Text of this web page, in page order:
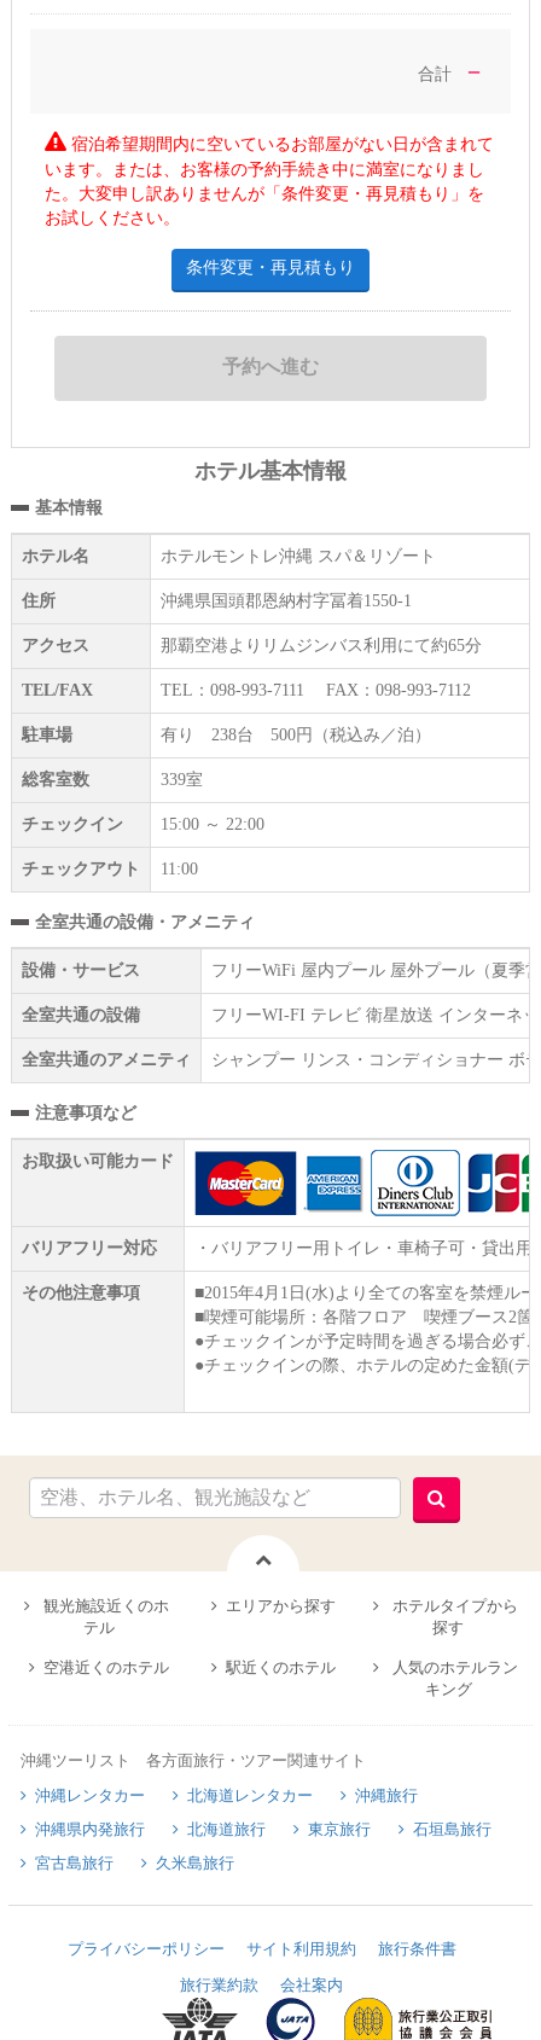
合計 －
宿泊希望期間内に空いているお部屋がない日が含まれて
います。または、お客様の予約手続き中に満室になりまし
た。大変申し訳ありませんが「条件変更・再見積もり」を
お試しください。
条件変更・再見積もり
ホテル基本情報
基本情報
ホテル名 ホテルモントレ沖縄 スパ＆リゾート
住所 沖縄県国頭郡恩納村字冨着1550-1
アクセス 那覇空港よりリムジンバス利用にて約65分
TEL/FAX TEL：098-993-7111 FAX：098-993-7112
駐車場 有り 238台 500円（税込み／泊）
総客室数 339室
チェックイン 15:00 ～ 22:00
チェックアウト 11:00
全室共通の設備・アメニティ
設備・サービス フリーWiFi 屋内プール 屋外プール（夏季
全室共通の設備 フリーWI‐FI テレビ 衛星放送 インターネ
全室共通のアメニティ シャンプー リンス・コンディショナー ボ
注意事項など
お取扱い可能カード
バリアフリー対応 ・バリアフリー用トイレ・車椅子可・貸出
その他注意事項
■2015年4月1日(水)より全ての客室を禁煙ル
■喫煙可能場所：各階フロア 喫煙ブース2
●チェックインが予定時間を過ぎる場合必ず
●チェックインの際、ホテルの定めた金額(
観光施設近くのホ
テル
エリアから探す
ホテルタイプから
探す
空港近くのホテル 駅近くのホテル
人気のホテルラン
キング
沖縄ツーリスト 各方面旅行・ツアー関連サイト
沖縄レンタカー
北海道レンタカー
沖縄旅行
沖縄県内発旅行
北海道旅行 東京旅行
石垣島旅行
宮古島旅行
久米島旅行
プライバシーポリシー サイト利用規約
旅行条件書
旅行業約款
会社案内